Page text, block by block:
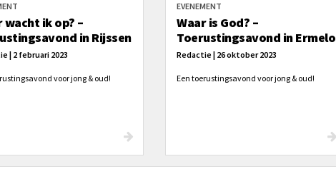
wacht ik op? –
in Rijssen
| 2 februari 2023
voor jong & oud!
EVENEMENT
Waar is God? –
Toerustingsavond in Ermelo
Redactie | 26 oktober 2023
Een toerustingsavond voor jong & oud!